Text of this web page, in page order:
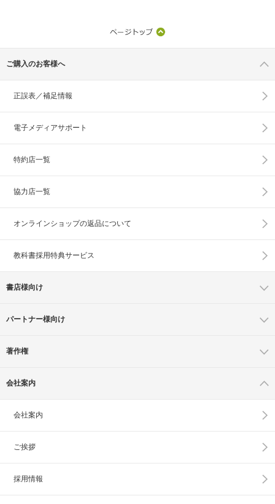
ご購入のお客様へ
正誤表／補足情報
電子メディアサポート
特約店一覧
協力店一覧
オンラインショップの返品について
教科書採用特典サービス
書店様向け
パートナー様向け
著作権
会社案内
会社案内
ご挨拶
採用情報